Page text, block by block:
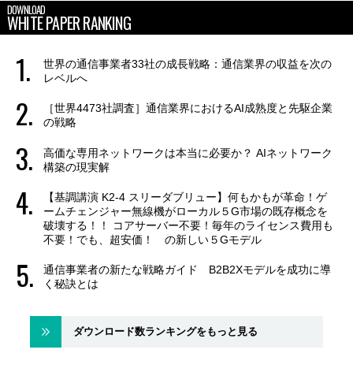
DOWNLOAD
WHITE PAPER RANKING
世界の通信事業者33社の成長戦略：通信業界の収益を次の
レベルへ
［世界4473社調査］通信業界におけるAI成熟度と先駆企業
の戦略
高価な専用ネットワークは本当に必要か？ AIネットワーク
構築の現実解
【基調講演 K2-4 スリーダブリュー】何もかもが革命！ゲ
ームチェンジャー無線機がローカル５G市場の既存概念を
破壊する！！ コアサーバー不要！毎年のライセンス費用も
不要！でも、超安価！ の新しい５Gモデル
通信事業者の新たな戦略ガイド B2B2Xモデルを成功に導
く秘訣とは
ダウンロード数ランキングをもっと見る